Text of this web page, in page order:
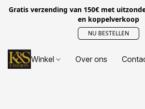
Gratis verzending van 150€ met
en koppelverkoop
NU BESTELLEN
Winkel Over ons